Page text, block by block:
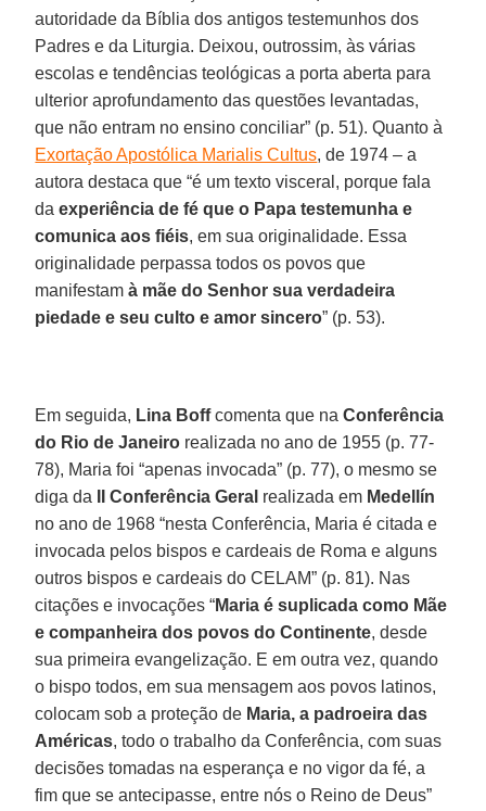
autoridade da Bíblia dos antigos testemunhos dos
Padres e da Liturgia. Deixou, outrossim, às várias
escolas e tendências teológicas a porta aberta para
ulterior aprofundamento das questões levantadas,
que não entram no ensino conciliar” (p. 51). Quanto à
Exortação Apostólica Marialis Cultus, de 1974 – a
autora destaca que “é um texto visceral, porque fala
daexperiência de fé que o Papa testemunha e
comunica aos fiéis, em sua originalidade. Essa
originalidade perpassa todos os povos que
manifestamà mãe do Senhor sua verdadeira
piedade e seu culto e amor sincero” (p. 53).
Em seguida, Lina Boffcomenta que naConferência
do Rio de Janeiro realizada no ano de 1955 (p. 77-
78), Maria foi “apenas invocada” (p. 77), o mesmo se
diga da
II Conferência Geral realizada em Medellín
no ano de 1968 “nesta Conferência, Maria é citada e
invocada pelos bispos e cardeais de Roma e alguns
outros bispos e cardeais do CELAM” (p. 81). Nas
citações e invocações “Maria é suplicada como Mãe
e companheira dos povos do Continente, desde
sua primeira evangelização. E em outra vez, quando
o bispo todos, em sua mensagem aos povos latinos,
colocam sob a proteção de Maria, a padroeira das
Américas, todo o trabalho da Conferência, com suas
decisões tomadas na esperança e no vigor da fé, a
fim que se antecipasse, entre nós o Reino de Deus”